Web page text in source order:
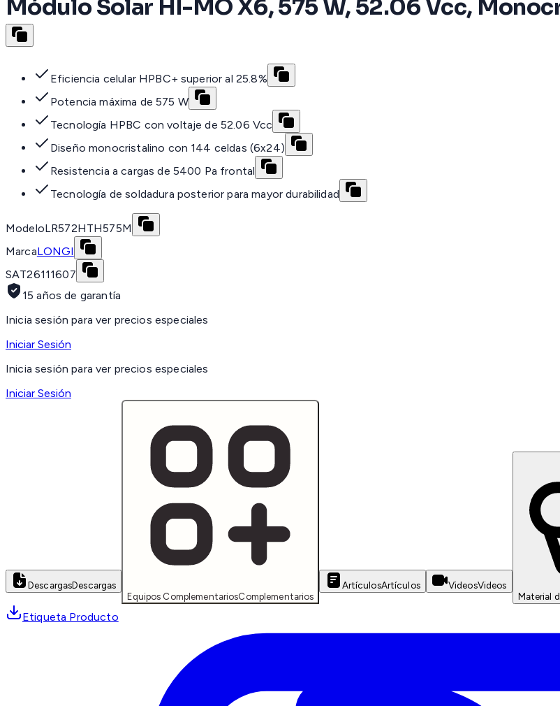
Módulo Solar HI-MO X6, 575 W, 52.06 Vcc,
Eficiencia celular HPBC+ superior al 25.8%
Potencia máxima de 575 W
Tecnología HPBC con voltaje de 52.06 Vcc
Diseño monocristalino con 144 celdas (6x24)
Resistencia a cargas de 5400 Pa frontal
Tecnología de soldadura posterior para mayor durabilidad
ModeloLR572HTH575M
MarcaLONGI
SAT26111607
15 años de garantía
Inicia sesión para ver precios especiales
Iniciar Sesión
Inicia sesión para ver precios especiales
Iniciar Sesión
DescargasDescargas
Equipos ComplementariosComplementarios
ArtículosArtículos VideosVideos
Material
Etiqueta Producto